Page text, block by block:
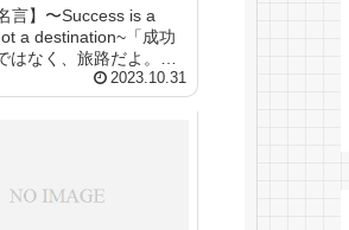
言】〜Success is a
a destination~「成功
はなく、旅路だよ。行
は、結果よりも大切な
"Not everyone can be a
2023.10.31